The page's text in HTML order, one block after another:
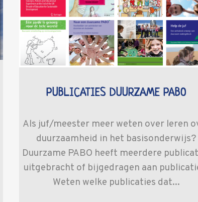
PUBLICATIES DUURZAME PABO
Als juf/meester meer weten over leren
duurzaamheid in het basisonderwijs?
Duurzame PABO heeft meerdere
uitgebracht of bijgedragen aan
Weten welke publicaties dat...